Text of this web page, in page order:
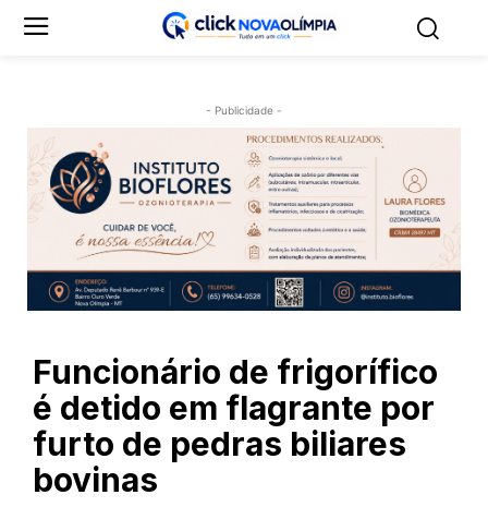
- Publicidade -
Funcionário de frigorífico
é detido em flagrante por
furto de pedras biliares
bovinas